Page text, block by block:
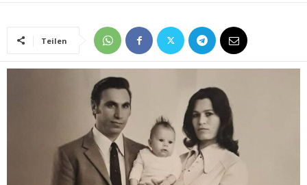
Teilen